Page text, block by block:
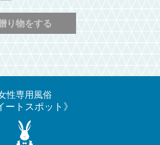
性専用風俗
ートスポット